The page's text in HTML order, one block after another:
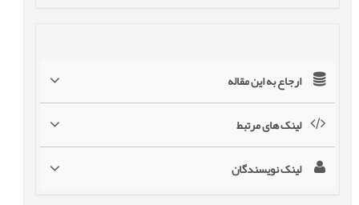
ارجاع به این مقاله
لینک های مرتبط
لینک نویسندگان